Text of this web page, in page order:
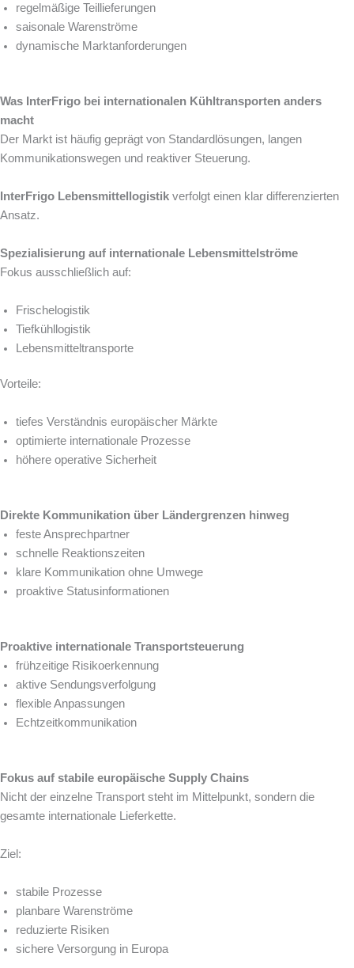
regelmäßige Teillieferungen
saisonale Warenströme
dynamische Marktanforderungen
Was InterFrigo bei internationalen Kühltransporten anders
macht
Der Markt ist häufig geprägt von Standardlösungen, langen
Kommunikationswegen und reaktiver Steuerung.
InterFrigo Lebensmittellogistik verfolgt einen klar differenzierten
Ansatz.
Spezialisierung auf internationale Lebensmittelströme
Fokus ausschließlich auf:
Frischelogistik
Tiefkühllogistik
Lebensmitteltransporte
Vorteile:
tiefes Verständnis europäischer Märkte
optimierte internationale Prozesse
höhere operative Sicherheit
Direkte Kommunikation über Ländergrenzen hinweg
feste Ansprechpartner
schnelle Reaktionszeiten
klare Kommunikation ohne Umwege
proaktive Statusinformationen
Proaktive internationale Transportsteuerung
frühzeitige Risikoerkennung
aktive Sendungsverfolgung
flexible Anpassungen
Echtzeitkommunikation
Fokus auf stabile europäische Supply Chains
Nicht der einzelne Transport steht im Mittelpunkt, sondern die
gesamte internationale Lieferkette.
Ziel:
stabile Prozesse
planbare Warenströme
reduzierte Risiken
sichere Versorgung in Europa